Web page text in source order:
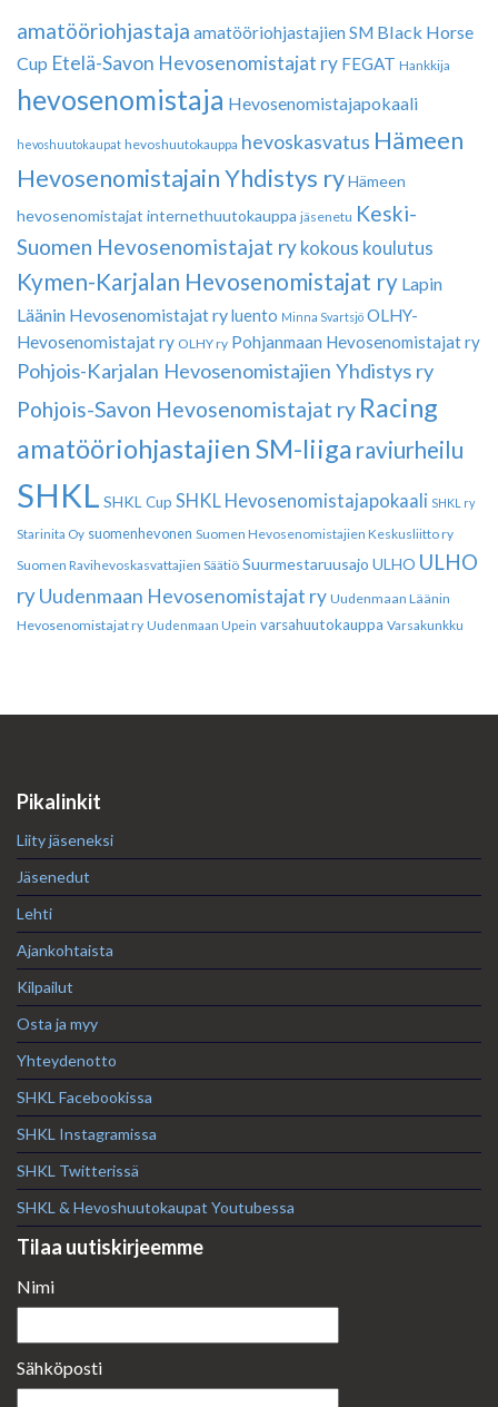
amatööriohjastaja amatööriohjastajien SM Black Horse
Cup Etelä-Savon Hevosenomistajat ry FEGAT Hankkija
hevosenomistaja Hevosenomistajapokaali
hevoshuutokaupat hevoshuutokauppa hevoskasvatus Hämeen
Hevosenomistajain Yhdistys ryHämeen
hevosenomistajat internethuutokauppa jäsenetu Keski-
Suomen Hevosenomistajat ry kokous koulutus
Kymen-Karjalan Hevosenomistajat ry Lapin
Läänin Hevosenomistajat ryluento Minna Svartsjö OLHY-
Hevosenomistajat ry OLHY ry Pohjanmaan Hevosenomistajat ry
Pohjois-Karjalan Hevosenomistajien Yhdistys ry
Pohjois-Savon Hevosenomistajat ry Racing
amatööriohjastajien SM-liiga raviurheilu
SHKL SHKL Cup SHKL Hevosenomistajapokaali SHKL ry
Starinita Oy suomenhevonen Suomen Hevosenomistajien Keskusliitto ry
Suomen Ravihevoskasvattajien Säätiö Suurmestaruusajo ULHO ULHO
ryUudenmaan Hevosenomistajat ry Uudenmaan Läänin
Hevosenomistajat ry Uudenmaan Upein varsahuutokauppa Varsakunkku
Pikalinkit
Liity jäseneksi
Jäsenedut
Lehti
Ajankohtaista
Kilpailut
Osta ja myy
Yhteydenotto
SHKL Facebookissa
SHKL Instagramissa
SHKL Twitterissä
SHKL & Hevoshuutokaupat Youtubessa
Tilaa uutiskirjeemme
Nimi
Sähköposti